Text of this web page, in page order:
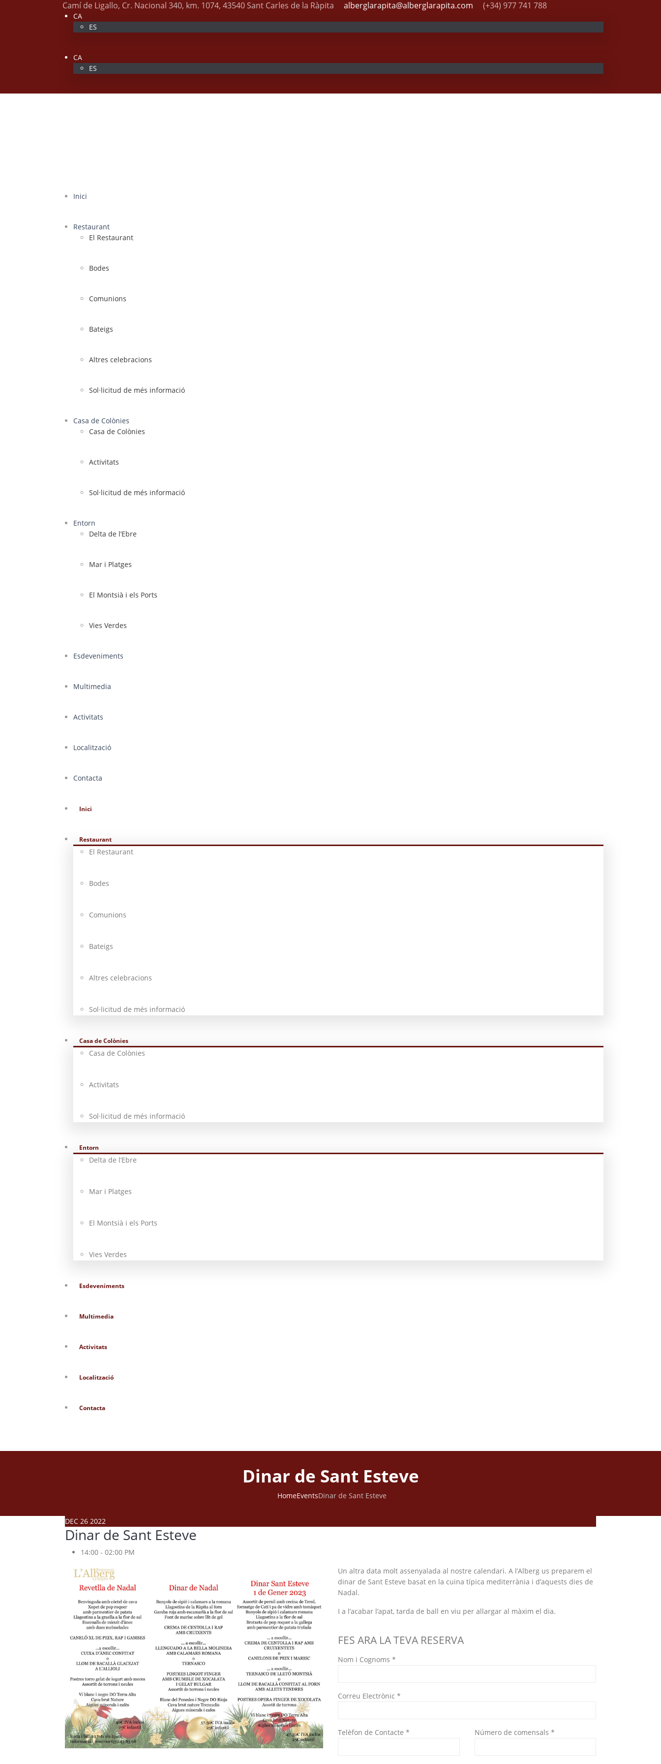
Camí de Ligallo, Cr. Nacional 340, km. 1074, 43540 Sant Carles de la Ràpita alberglarapita@alberglarapita.com (+34) 977 741 788
CA
ES
CA
ES
Inici
Restaurant
El Restaurant
Bodes
Comunions
Bateigs
Altres celebracions
Sol·licitud de més informació
Casa de Colònies
Casa de Colònies
Activitats
Sol·licitud de més informació
Entorn
Delta de l’Ebre
Mar i Platges
El Montsià i els Ports
Vies Verdes
Esdeveniments
Multimedia
Activitats
Localització
Contacta
Inici
Restaurant
El Restaurant
Bodes
Comunions
Bateigs
Altres celebracions
Sol·licitud de més informació
Casa de Colònies
Casa de Colònies
Activitats
Sol·licitud de més informació
Entorn
Delta de l’Ebre
Mar i Platges
El Montsià i els Ports
Vies Verdes
Esdeveniments
Multimedia
Activitats
Localització
Contacta
Dinar de Sant Esteve
HomeEventsDinar de Sant Esteve
DEC 26 2022
Dinar de Sant Esteve
14:00 - 02:00 PM
Un altra data molt assenyalada al nostre calendari. A l’Alberg us preparem el
dinar de Sant Esteve basat en la cuina típica mediterrània i d’aquests dies de
Nadal.
I a l’acabar l’apat, tarda de ball en viu per allargar al màxim el dia.
FES ARA LA TEVA RESERVA
Nom i Cognoms *
Correu Electrònic *
Telèfon de Contacte * Número de comensals *